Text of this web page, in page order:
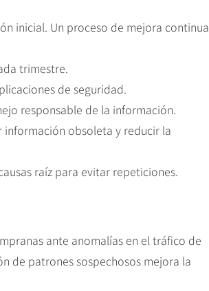
inicial. Un proceso de mejora continua
trimestre.
de seguridad.
responsable de la información.
obsoleta y reducir la
raíz para evitar repeticiones.
ante anomalías en el tráfico de
de patrones sospechosos mejora la